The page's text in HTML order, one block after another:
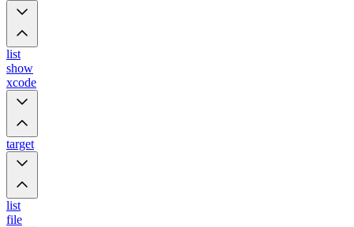
list
show
xcode
target
list
file